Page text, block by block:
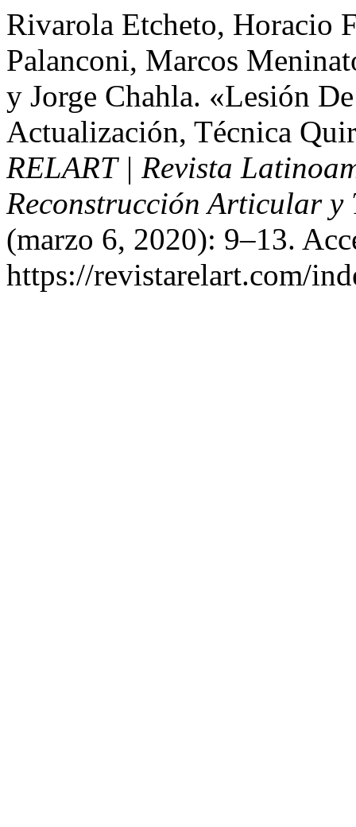
Rivarola Etcheto, Horacio
Palanconi, Marcos
y Jorge Chahla. «Lesión
Actualización, Técnica
RELART | Revista
Reconstrucción Articular y
(marzo 6, 2020): 9–13.
https://revistarelart.com/